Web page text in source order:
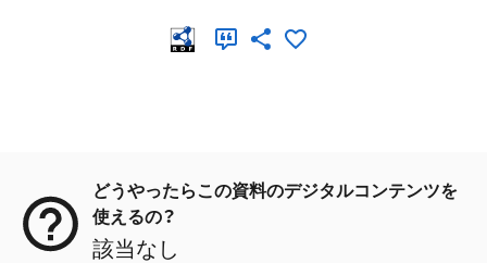
どうやったらこの資料のデジタルコンテンツを
使えるの？
該当なし